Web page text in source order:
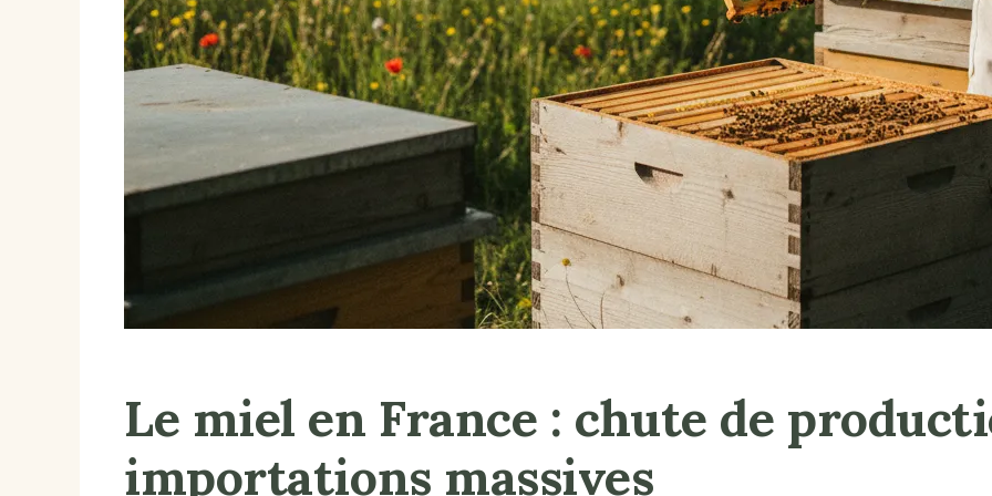
Le miel en France : chute de
importations massives